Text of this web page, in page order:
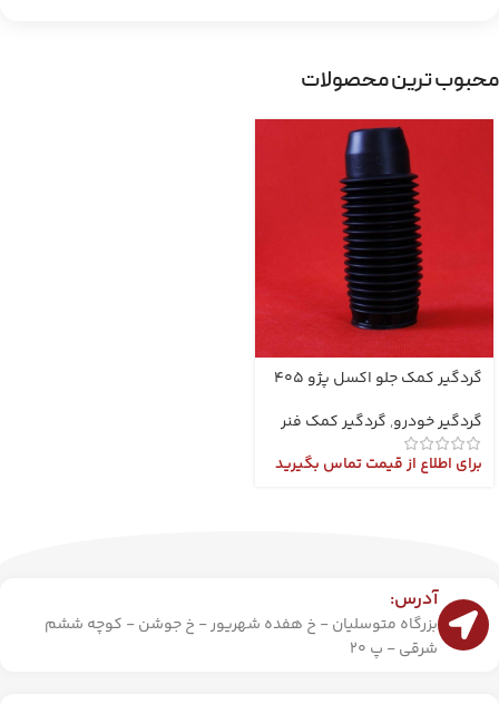
محبوب ترین محصولات
گردگیر کمک جلو اکسل پژو 405
گردگیر خودرو, گردگیر کمک فنر
برای اطلاع از قیمت تماس بگیرید
آدرس:
بزرگاه متوسلیان - خ هفده شهریور - خ جوشن - کوچه ششم
شرقی - پ 20